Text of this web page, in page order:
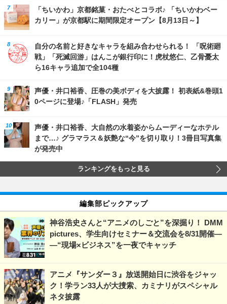
「ちいかわ」京都銘菓・おたべとコラボ♪ 「ちいかわベー
カリー」が京都駅に期間限定オープン【8月13日～】
自分の名前と好きなキャラを組み合わせられる！ 「呪術廻
戦」「死滅回游」はんこが銀行印に！虎杖悠仁、乙骨憂太
ら16キャラ追加で全104種
声優・井口裕香、圧巻の美ボディを大披露！ 初表紙&巻頭1
0ページに登場♪「FLASH」発売
声優・井口裕香、大自然の水着姿からムーディーなホテル
まで…♪ グラマラス＆妖艶な“今”を切り取り！3冊目写真集
が発売中
ランキングをもっと見る
編集部ピックアップ
神谷浩史さんと“アニメのしごと”を深掘り！ DMM
pictures、学生向けセミナー＆交流会を8/31開催―
―“現場×ビジネス”を一夜でキャッチ
アニメ『サンダー３』放送開始日に渋谷をジャッ
ク！学ラン33人が大捜索、カミナリがスペシャル
ネタ披露